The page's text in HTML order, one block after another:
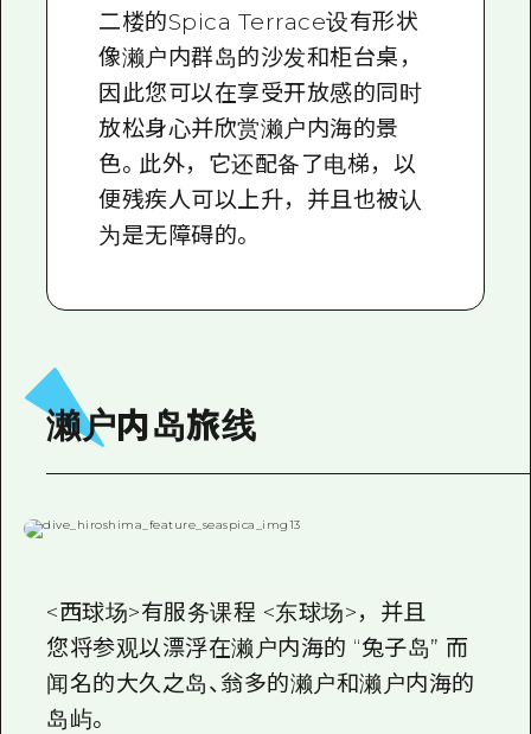
二楼的Spica Terrace设有形状
像濑户内群岛的沙发和柜台桌，
因此您可以在享受开放感的同时
放松身心并欣赏濑户内海的景
色。此外，它还配备了电梯，以
便残疾人可以上升，并且也被认
为是无障碍的。
濑户内岛旅线
<西球场>有服务课程 <东球场>，并且
您将参观以漂浮在濑户内海的 “兔子岛” 而
闻名的大久之岛、翁多的濑户和濑户内海的
岛屿。